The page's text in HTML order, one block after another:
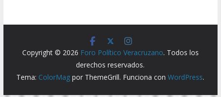
Copyright © 2026 Foro Político Veracruzano. Todos los
derechos reservados.
Tema: ColorMag por ThemeGrill. Funciona conWordPress.